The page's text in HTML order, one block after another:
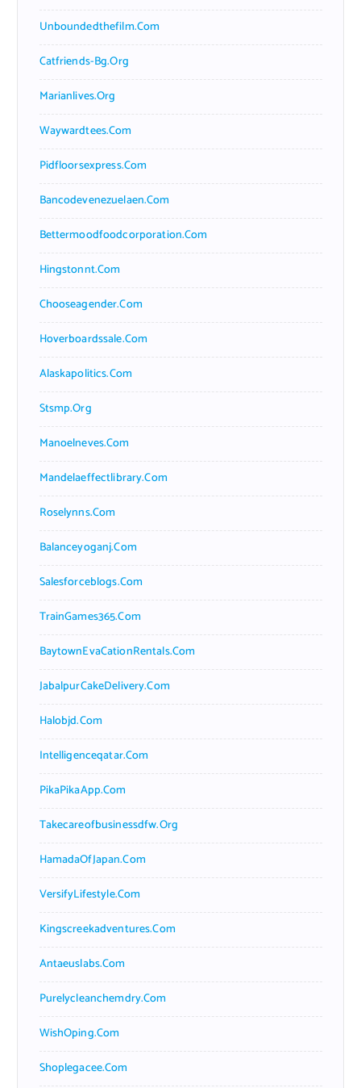
Unboundedthefilm.com
Catfriends-Bg.org
Marianlives.org
Waywardtees.com
Pidfloorsexpress.com
Bancodevenezuelaen.com
Bettermoodfoodcorporation.com
Hingstonnt.com
Chooseagender.com
Hoverboardssale.com
Alaskapolitics.com
Stsmp.org
Manoelneves.com
Mandelaeffectlibrary.com
Roselynns.com
Balanceyoganj.com
Salesforceblogs.com
TrainGames365.com
BaytownEvaCationRentals.com
JabalpurCakeDelivery.com
Halobjd.com
Intelligenceqatar.com
PikaPikaApp.com
Takecareofbusinessdfw.org
HamadaOfJapan.com
VersifyLifestyle.com
Kingscreekadventures.com
Antaeuslabs.com
Purelycleanchemdry.com
WishOping.com
Shoplegacee.com